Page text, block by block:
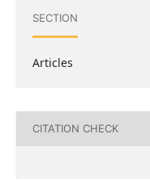
SECTION
Articles
CITATION CHECK